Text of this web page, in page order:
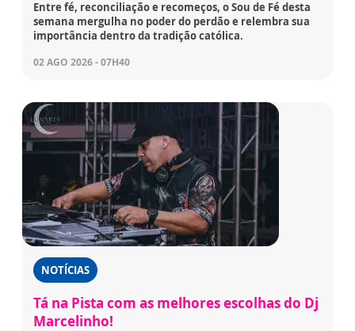
Entre fé, reconciliação e recomeços, o Sou de Fé desta
semana mergulha no poder do perdão e relembra sua
importância dentro da tradição católica.
02 AGO 2026 - 07H40
NOTÍCIAS
Tá na Pista com as melhores escolhas do Dj
Marcelinho!